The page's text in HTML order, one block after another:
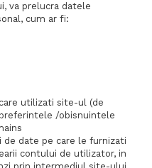
va prelucra datele
cum ar fi:
utilizati site-ul (de
/obisnuintele
de date pe care le furnizati
contului de utilizator, in